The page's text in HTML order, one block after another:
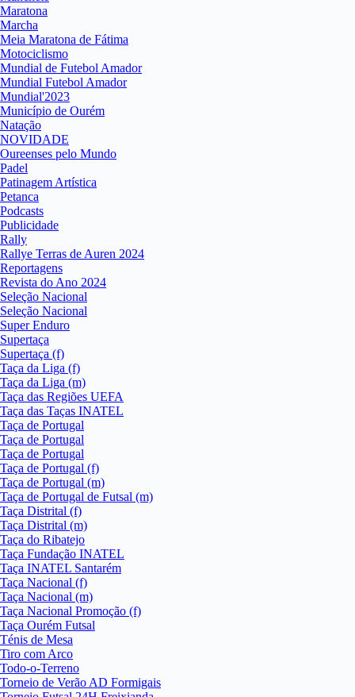
Maratona
Marcha
Meia Maratona de Fátima
Motociclismo
Mundial de Futebol Amador
Mundial Futebol Amador
Mundial'2023
Município de Ourém
Natação
NOVIDADE
Oureenses pelo Mundo
Padel
Patinagem Artística
Petanca
Podcasts
Publicidade
Rally
Rallye Terras de Auren 2024
Reportagens
Revista do Ano 2024
Seleção Nacional
Seleção Nacional
Super Enduro
Supertaça
Supertaça (f)
Taça da Liga (f)
Taça da Liga (m)
Taça das Regiões UEFA
Taça das Taças INATEL
Taça de Portugal
Taça de Portugal
Taça de Portugal
Taça de Portugal (f)
Taça de Portugal (m)
Taça de Portugal de Futsal (m)
Taça Distrital (f)
Taça Distrital (m)
Taça do Ribatejo
Taça Fundação INATEL
Taça INATEL Santarém
Taça Nacional (f)
Taça Nacional (m)
Taça Nacional Promoção (f)
Taça Ourém Futsal
Ténis de Mesa
Tiro com Arco
Todo-o-Terreno
Torneio de Verão AD Formigais